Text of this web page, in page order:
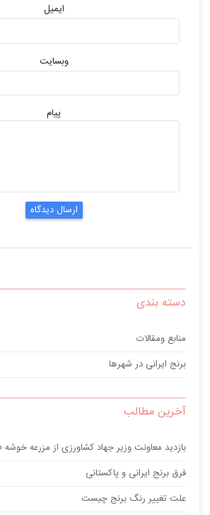
ایمیل
وبسایت
پیام
ارسال دیدگاه
دسته بندی
منابع ومقالات
برنج ایرانی در شهرها
آخرین مطالب
بازدید معاونت وزیر جهاد کشاورزی از مزرعه خوشه
فرق برنج ایرانی و پاکستانی
علت تغییر رنگ برنج چیست